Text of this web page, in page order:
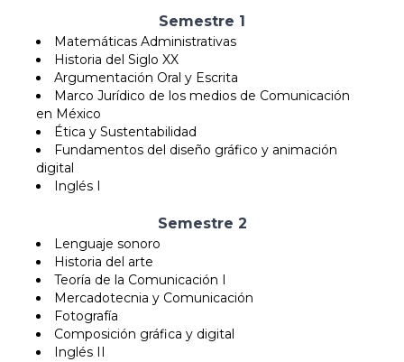
Semestre 1
Matemáticas Administrativas
Historia del Siglo XX
Argumentación Oral y Escrita
Marco Jurídico de los medios de Comunicación
en México
Ética y Sustentabilidad
Fundamentos del diseño gráfico y animación
digital
Inglés I
Semestre 2
Lenguaje sonoro
Historia del arte
Teoría de la Comunicación I
Mercadotecnia y Comunicación
Fotografía
Composición gráfica y digital
Inglés II